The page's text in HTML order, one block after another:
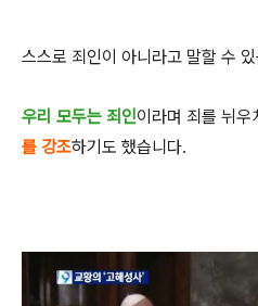
스스로 죄인이 아니라고 말할 수
우리 모두는 죄인이라며 죄를 뉘우
를 강조하기도 했습니다.